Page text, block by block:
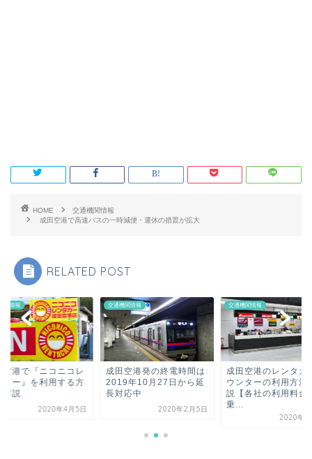
HOME
交通機関情報
成田空港で高速バスの一時減便・運休の措置が拡大
RELATED POST
関情報
空港で『ニコニコレ
カー』を利用する方
解説
2020年4月5日
交通機関情報
成田空港発の終電時間は
2019年10月27日から延
長対応中
2020年2月5日
交通機関情報
成田空港のレンタカ
ウンターの利用方法
説【各社の利用料金
乗...
2020年4